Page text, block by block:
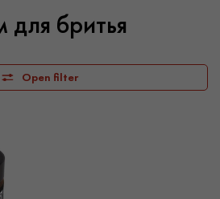
для бритья
Open filter